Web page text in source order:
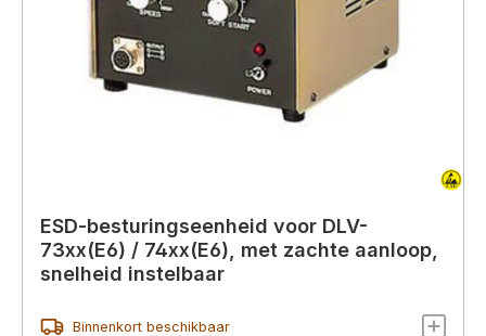
ESD-besturingseenheid voor DLV-
73xx(E6) / 74xx(E6), met zachte aanloop,
snelheid instelbaar
Binnenkort beschikbaar